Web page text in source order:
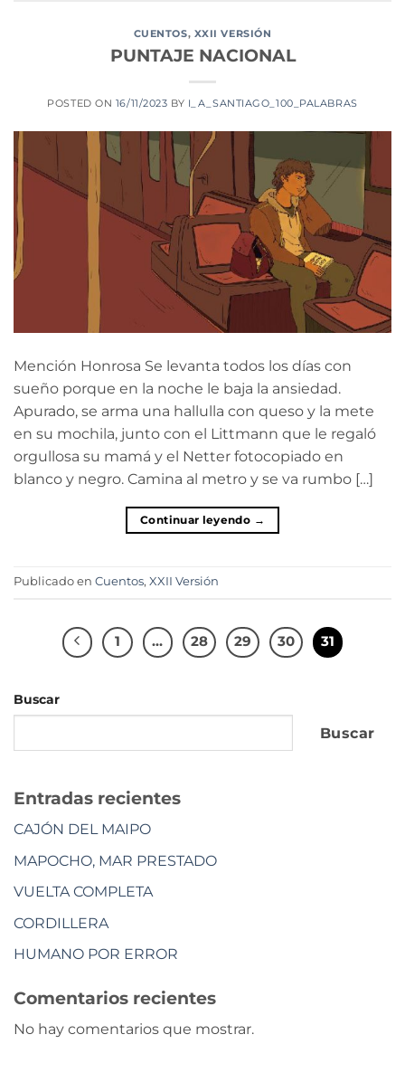
CUENTOS, XXII VERSIÓN
PUNTAJE NACIONAL
POSTED ON 16/11/2023 BY I_A_SANTIAGO_100_PALABRAS
Mención Honrosa Se levanta todos los días con
sueño porque en la noche le baja la ansiedad.
Apurado, se arma una hallulla con queso y la mete
en su mochila, junto con el Littmann que le regaló
orgullosa su mamá y el Netter fotocopiado en
blanco y negro. Camina al metro y se va rumbo […]
Continuar leyendo →
Publicado en Cuentos, XXII Versión
1 … 28 29 30 31
Buscar
Buscar
Entradas recientes
CAJÓN DEL MAIPO
MAPOCHO, MAR PRESTADO
VUELTA COMPLETA
CORDILLERA
HUMANO POR ERROR
Comentarios recientes
No hay comentarios que mostrar.